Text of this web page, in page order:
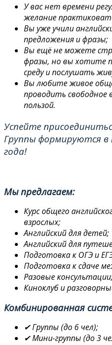
У вас нет времени
желание
Вы уже учили
предложения и фразы;
Вы ещё не можете
фразы, но вы хотите
среду и послушать
Вы любите живое
проводить свободное
пользой.
Успейте
Группы формируются в
года!
Мы предлагаем:
Курс общего
взрослых;
Английский для детей;
Английский для
Подготовка к ОГЭ и
Подготовка к сдаче
Разовые
Киноклуб и
Комбинированная
✔ Группы (до 6 чел);
✔ Мини-группы (до 3